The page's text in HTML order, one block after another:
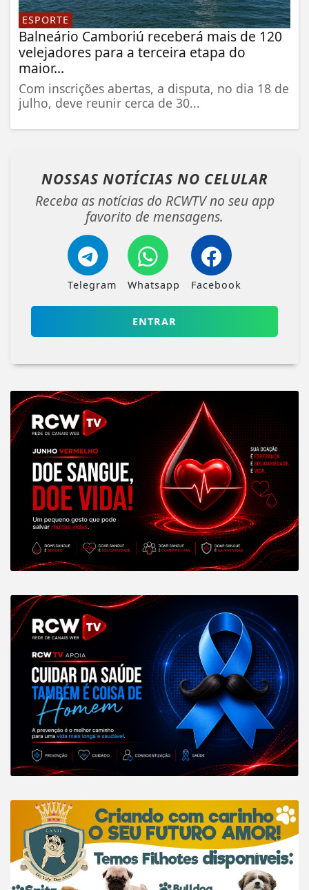
ESPORTE
Balneário Camboriú receberá mais de 120
velejadores para a terceira etapa do
maior...
Com inscrições abertas, a disputa, no dia 18 de
julho, deve reunir cerca de 30...
NOSSAS NOTÍCIAS NO CELULAR
Receba as notícias do RCWTV no seu app
favorito de mensagens.
Telegram Whatsapp Facebook
ENTRAR